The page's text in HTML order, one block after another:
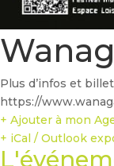
Plus d’infos et
https://
+ Ajouter à mon
+ iCal / Outlook